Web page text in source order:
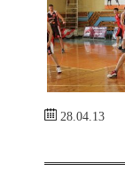
28.04.13